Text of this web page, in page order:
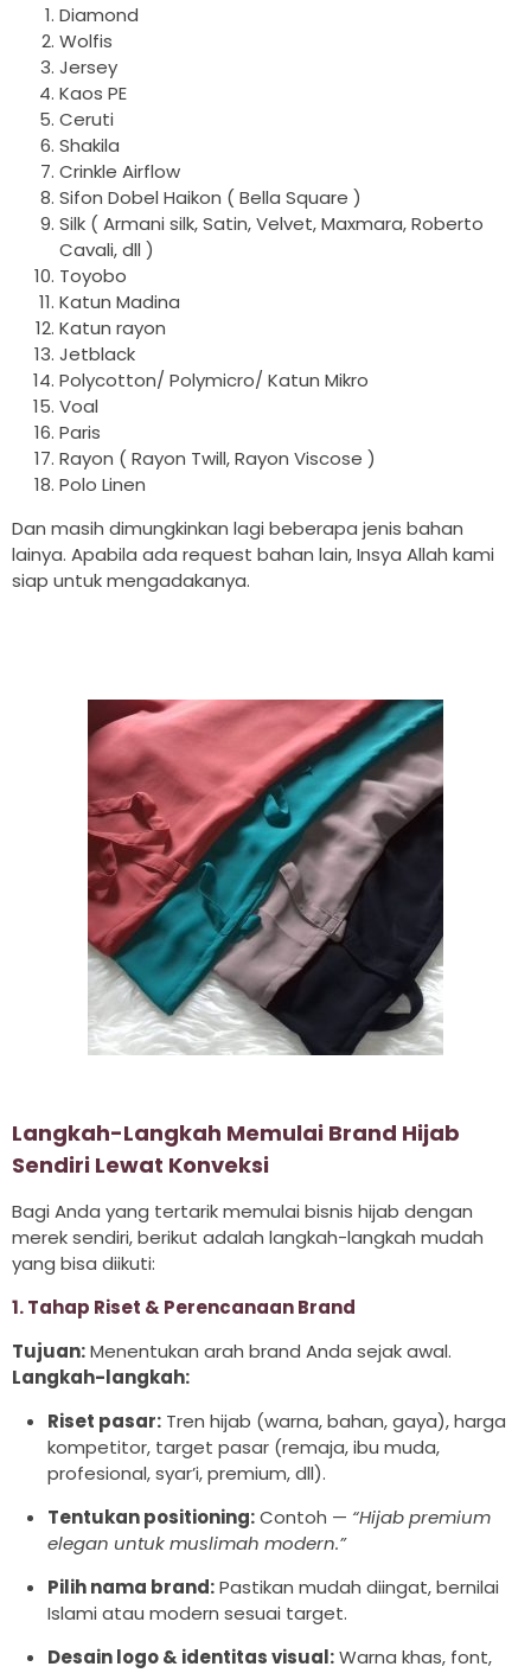
Diamond
Wolfis
Jersey
Kaos PE
Ceruti
Shakila
Crinkle Airflow
Sifon Dobel Haikon ( Bella Square )
Silk ( Armani silk, Satin, Velvet, Maxmara, Roberto
Cavali, dll )
Toyobo
Katun Madina
Katun rayon
Jetblack
Polycotton/ Polymicro/ Katun Mikro
Voal
Paris
Rayon ( Rayon Twill, Rayon Viscose )
Polo Linen
Dan masih dimungkinkan lagi beberapa jenis bahan
lainya. Apabila ada request bahan lain, Insya Allah kami
siap untuk mengadakanya.
Langkah-Langkah Memulai Brand Hijab
Sendiri Lewat Konveksi
Bagi Anda yang tertarik memulai bisnis hijab dengan
merek sendiri, berikut adalah langkah-langkah mudah
yang bisa diikuti:
1. Tahap Riset & Perencanaan Brand
Tujuan:Menentukan arah brand Anda sejak awal.
Langkah-langkah:
Riset pasar: Tren hijab (warna, bahan, gaya), harga
kompetitor, target pasar (remaja, ibu muda,
profesional, syar’i, premium, dll).
Tentukan positioning:Contoh — “Hijab premium
elegan untuk muslimah modern.”
Pilih nama brand:Pastikan mudah diingat, bernilai
Islami atau modern sesuai target.
Desain logo & identitas visual:Warna khas, font,